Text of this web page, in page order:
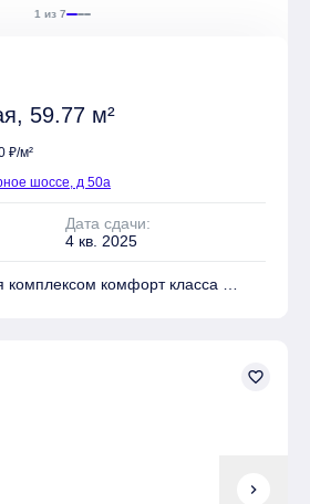
1 из 7
59.77 м²
₽/м²
шоссе, д 50а
Дата сдачи:
4 кв. 2025
комфорт класса
приобретены в слующих видах
chevron_right
favorite_border